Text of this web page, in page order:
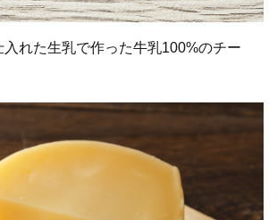
れた生乳で作った牛乳100%のチー